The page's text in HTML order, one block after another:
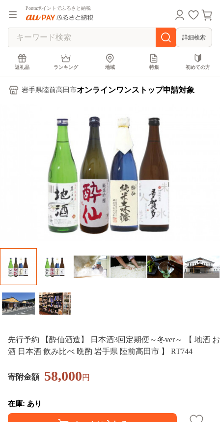
Pontaポイントでふるさと納税
詳細検索
返礼品 ランキング 地域 特集 初めての方
岩手県陸前高田市オンラインワンストップ申請対象
先行予約 【酔仙酒造】 日本酒3回定期便～冬ver～ 【 地酒 お
酒 日本酒 飲み比べ 晩酌 岩手県 陸前高田市 】 RT744
寄附金額 58,000円
在庫: あり